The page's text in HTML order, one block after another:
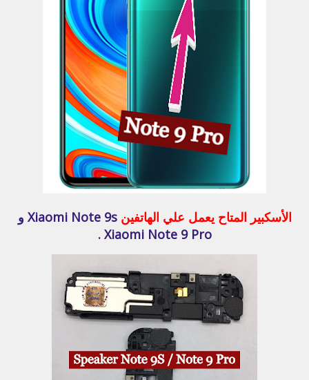
الأسكبير المتاح يعمل علي الهاتفين
Xiaomi Note 9s و
Xiaomi Note 9 Pro .